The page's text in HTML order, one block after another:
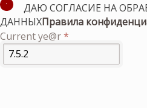
ДАЮ СОГЛАСИЕ НА
ДАННЫХПравила
Current ye@r*